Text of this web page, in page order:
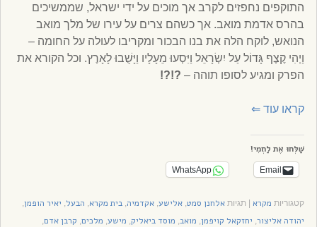
התוקפים נחפזים לקרב אך מוכים על ידי ישראל, שממשיכים
בהרס אדמת מואב. אך כשהם צרים על עירו של מלך מואב
הנואש, לוקח הלה את בנו הבכור ומקריבו לעולה על החומה –
וַיְהִי קֶצֶף גָּדוֹל עַל יִשְׂרָאֵל וַיִּסְעוּ מֵעָלָיו וַיָּשֻׁבוּ לָאָרֶץ. וכל הקורא את
הפרק ומגיע לסופו תוהה – ?!?!
קראו עוד⇐
שַׁלְּחוּ אֶת לַחְמִי!
Email
WhatsApp
קטגוריות מקרא |תגיותאלחנן סמט,אלישע,אקדמיה,בית מקרא, הבעל, יאיר הופמן,
יהודה אליצור, יחזקאל קויפמן, מואב, מוסד ביאליק, מישע, מלכים, קרבן אדם,